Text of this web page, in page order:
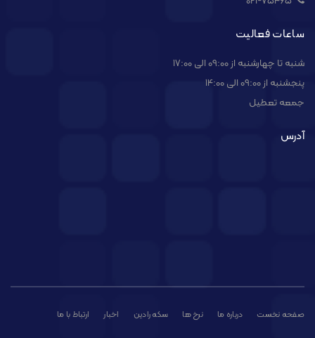
ساعات فعالیت
شنبه تا چهارشنبه از 09:00 الی 17:00
پنجشنبه از 09:00 الی 14:00
جمعه تعطیل
آدرس
صفحه نخست درباره ما نرخ ها سکه رادین اخبار ارتباط با ما